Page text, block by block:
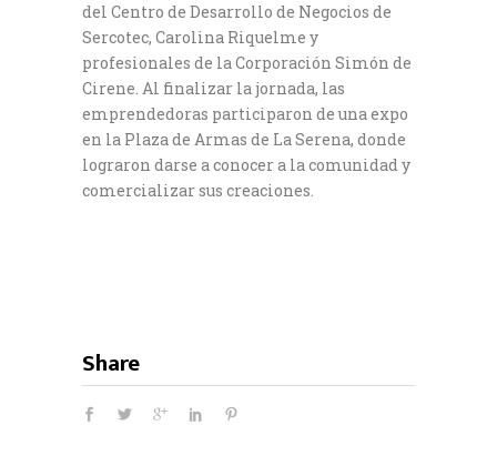
del Centro de Desarrollo de Negocios de
Sercotec, Carolina Riquelme y
profesionales de la Corporación Simón de
Cirene. Al finalizar la jornada, las
emprendedoras participaron de una expo
en la Plaza de Armas de La Serena, donde
lograron darse a conocer a la comunidad y
comercializar sus creaciones.
Share